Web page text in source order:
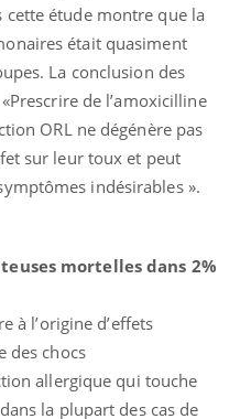
étude montre que la
était quasiment
La conclusion des
de l’amoxicilline
ORL ne dégénère pas
sur leur toux et peut
indésirables ».
mortelles dans 2%
à l’origine d’effets
des chocs
allergique qui touche
la plupart des cas de